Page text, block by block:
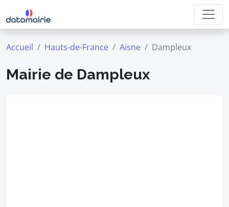
Accueil Hauts-de-France Aisne Dampleux
Mairie de Dampleux